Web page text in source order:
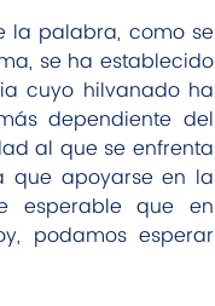
la palabra, como se
se ha establecido
cuyo hilvanado ha
dependiente del
al que se enfrenta
que apoyarse en la
esperable que en
podamos esperar